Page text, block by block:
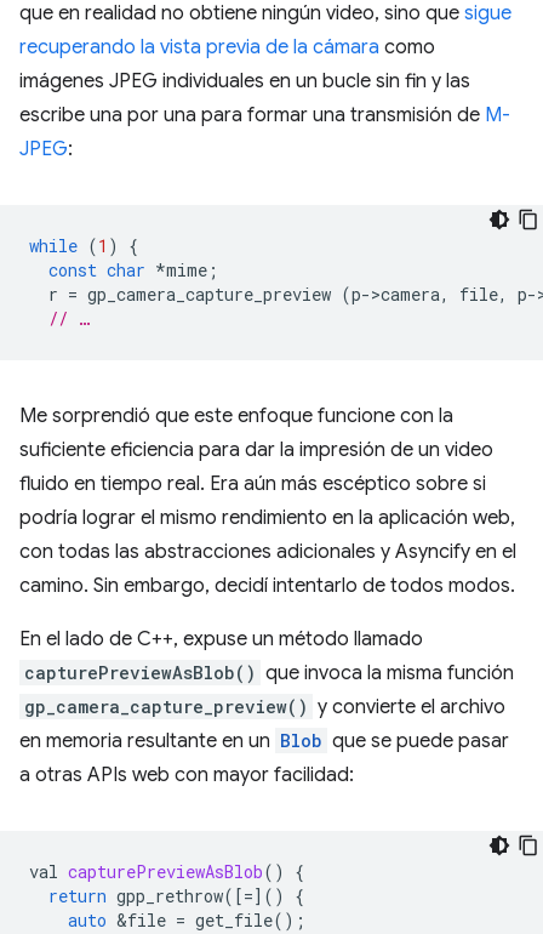
que en realidad no obtiene ningún video, sino que sigue
recuperando la vista previa de la cámara como
imágenes JPEG individuales en un bucle sin fin y las
escribe una por una para formar una transmisión de M-
JPEG:
while (1 )
{
const char *mime ;
r = gp_camera_capture_preview (p->camera, file, p-
// …
Me sorprendió que este enfoque funcione con la
suficiente eficiencia para dar la impresión de un video
fluido en tiempo real. Era aún más escéptico sobre si
podría lograr el mismo rendimiento en la aplicación web,
con todas las abstracciones adicionales y Asyncify en el
camino. Sin embargo, decidí intentarlo de todos modos.
En el lado de C++, expuse un método llamado
capturePreviewAsBlob() que invoca la misma función
gp_camera_capture_preview() y convierte el archivo
en memoria resultante en un Blob que se puede pasar
a otras APIs web con mayor facilidad:
val capturePreviewAsBlob()
{
return gpp_rethrow([=]()
{
auto &file = get_file();